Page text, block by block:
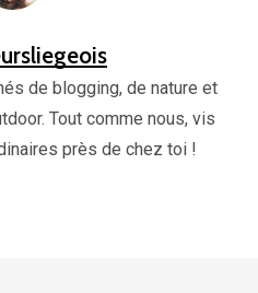
de blogging, de nature et
Tout comme nous, vis
près de chez toi !